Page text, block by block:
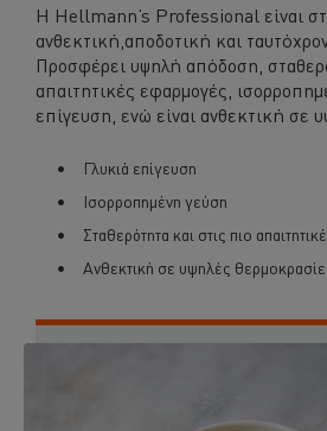
Η Hellmann’s Professional είναι
ανθεκτική,αποδοτική και
Προσφέρει υψηλή απόδοση,
απαιτητικές εφαρμογές,
επίγευση, ενώ είναι ανθεκτική σε
Γλυκιά επίγευση
Ισορροπημένη γεύση
Σταθερότητα και στις πιο
Ανθεκτική σε υψηλές